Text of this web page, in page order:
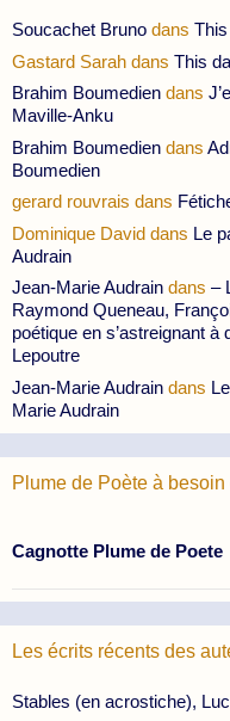
Soucachet Bruno dans
Gastard Sarah dans This
Brahim Boumedien dans
Maville-Anku
Brahim Boumedien dans
Boumedien
gerard rouvrais dans
Dominique David dans Le
Audrain
Jean-Marie Audrain dans –
Raymond Queneau,
poétique en s’astreignant
Lepoutre
Jean-Marie Audrain dans
Marie Audrain
Plume de Poète à besoin
Cagnotte Plume de Poete
Les écrits récents des
Stables (en acrostiche),